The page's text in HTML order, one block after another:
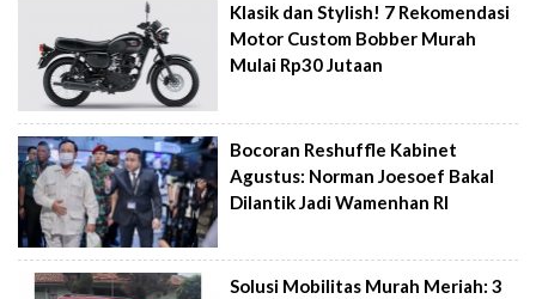
Klasik dan Stylish! 7 Rekomendasi
Motor Custom Bobber Murah
Mulai Rp30 Jutaan
Bocoran Reshuffle Kabinet
Agustus: Norman Joesoef Bakal
Dilantik Jadi Wamenhan RI
Solusi Mobilitas Murah Meriah: 3